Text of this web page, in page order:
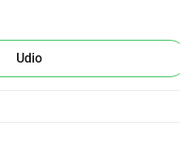
za pomoć. Hoćeš li
Udio